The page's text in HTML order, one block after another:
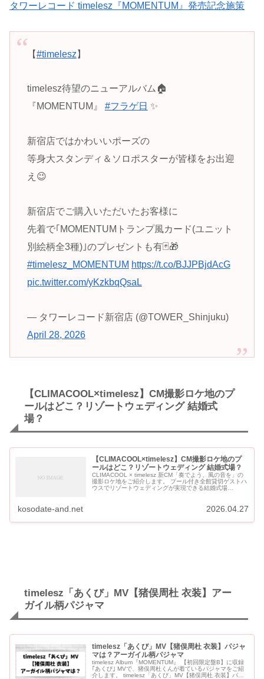
タワーレコード timelesz『MOMENTUM』発売記念施策
【#timelesz 】
timelesz待望のニューアルバム🏠
『MOMENTUM』 #フラゲ日 ✨
新宿店ではかわいいポーズの
等身大スタンディ＆ソロポスターが皆様をお出迎
え😉
新宿店でご購入いただいたお客様に
先着で｢MOMENTUMトランプ風カード(ユニット
別絵柄全3種)｣のプレゼントも有🃏🎁
#timelesz_MOMENTUM https://t.co/BJJPBjdAcG
pic.twitter.com/yKzkbqQsaL
— タワーレコード新宿店 (@TOWER_Shinjuku)
April 28, 2026
【CLIMACOOL×timelesz】CM撮影ロケ地のプ
ールはどこ？リゾートウェディング 結婚式
場？
【CLIMACOOL×timelesz】CM撮影ロケ地のプ
ールはどこ？リゾートウェディング 結婚式場？
CLIMACOOL × timelesz 新CM「奏でよう、風の音を」の
撮影ロケ地をご紹介します。 プール付き全館貸切ゲストハ
ウスでリゾートウェディングが実現できる結婚式場
kosodate-and.net 2026.04.27
timelesz「あくび」MV【猪俣周杜 衣装】アー
ガイル柄パジャマ
timelesz「あくび」MV【猪俣周杜 衣装】パジャ
マは？アーガイル柄パジャマ
timelesz Album『MOMENTUM』 【初回限定盤B】に収録
｢あくび｣ MVで、猪俣周杜くんが着ているパジャマをご紹
介します。 timelesz「あくび」MV【猪俣周杜 衣装】パジ